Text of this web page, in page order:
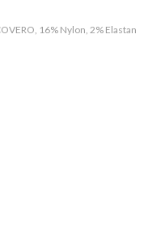
16% Nylon, 2% Elastan